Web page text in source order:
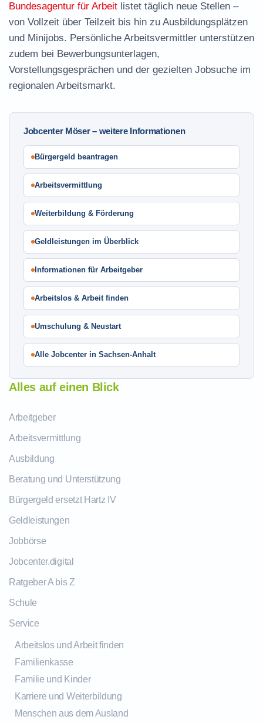
Bundesagentur für Arbeit listet täglich neue Stellen –
von Vollzeit über Teilzeit bis hin zu Ausbildungsplätzen
und Minijobs. Persönliche Arbeitsvermittler unterstützen
zudem bei Bewerbungsunterlagen,
Vorstellungsgesprächen und der gezielten Jobsuche im
regionalen Arbeitsmarkt.
Jobcenter Möser – weitere Informationen
Bürgergeld beantragen
Arbeitsvermittlung
Weiterbildung & Förderung
Geldleistungen im Überblick
Informationen für Arbeitgeber
Arbeitslos & Arbeit finden
Umschulung & Neustart
Alle Jobcenter in Sachsen-Anhalt
Alles auf einen Blick
Arbeitgeber
Arbeitsvermittlung
Ausbildung
Beratung und Unterstützung
Bürgergeld ersetzt Hartz IV
Geldleistungen
Jobbörse
Jobcenter.digital
Ratgeber A bis Z
Schule
Service
Arbeitslos und Arbeit finden
Familienkasse
Familie und Kinder
Karriere und Weiterbildung
Menschen aus dem Ausland